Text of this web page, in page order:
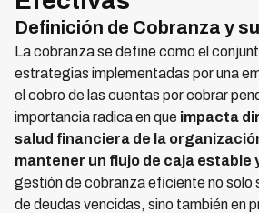
Definición de Cobranza y
La cobranza se define como el
estrategias implementadas por una
el cobro de las cuentas por cobrar
importancia radica en que impacta
salud financiera de la
mantener un flujo de caja estable
gestión de cobranza eficiente no solo
de deudas vencidas, sino también en